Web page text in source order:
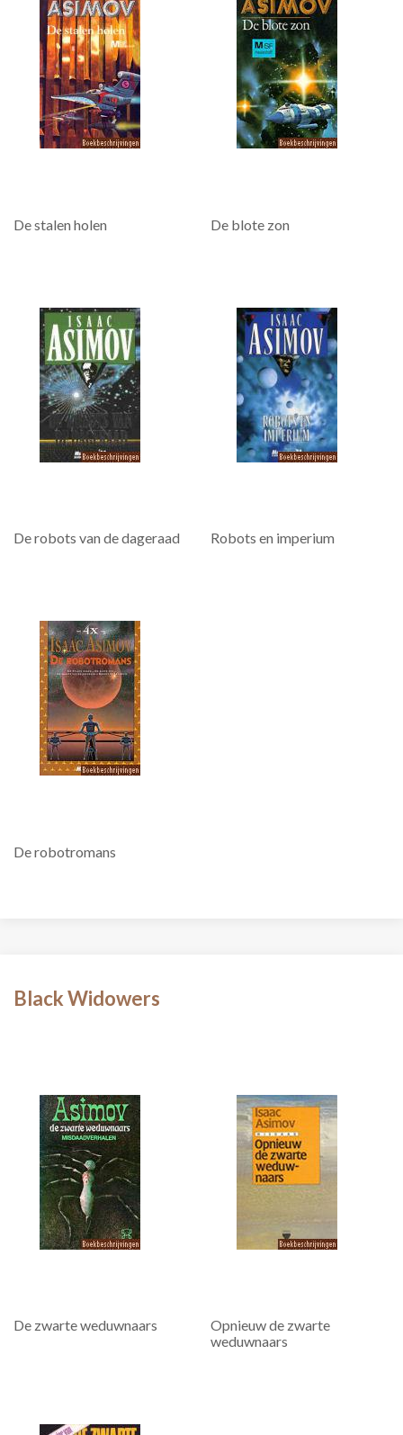
De stalen holen De blote zon
De robots van de dageraad Robots en imperium
De robotromans
Black Widowers
De zwarte weduwnaars
Opnieuw de zwarte
weduwnaars